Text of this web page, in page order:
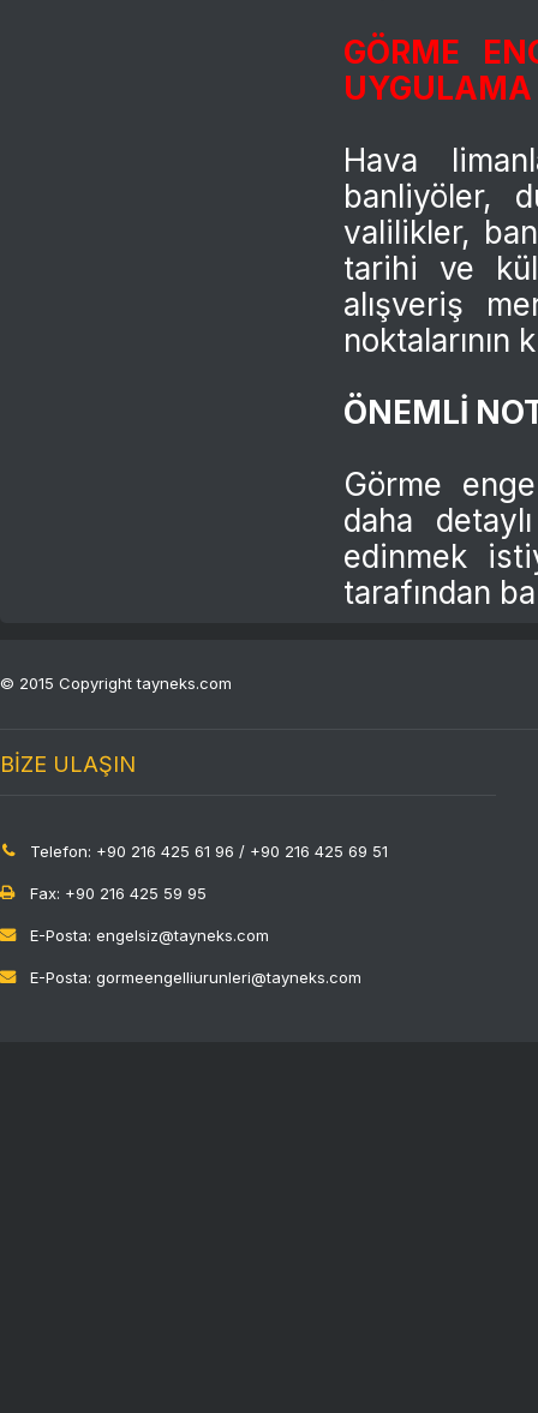
GÖRME
Hava
banliyöler,
valilikler,
tarihi ve
alışveriş
noktalarının
ÖNEMLİ
Görme
daha
edinmek
tarafından
© 2015 Copyright tayneks.com
BİZE ULAŞIN
Telefon: +90 216 425 61 96 / +90 216 425 69 51
Fax: +90 216 425 59 95
E-Posta: engelsiz@tayneks.com
E-Posta: gormeengelliurunleri@tayneks.com